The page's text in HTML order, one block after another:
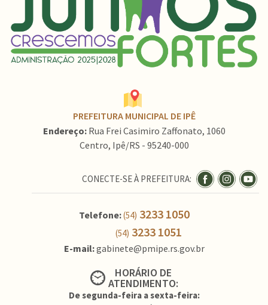
PREFEITURA MUNICIPAL DE IPÊ
Endereço: Rua Frei Casimiro Zaffonato, 1060
Centro, Ipê/RS - 95240-000
CONECTE-SE À PREFEITURA:
Telefone:(54) 3233 1050
(54) 3233 1051
E-mail:gabinete@pmipe.rs.gov.br
HORÁRIO DE
ATENDIMENTO:
De segunda-feira a sexta-feira: